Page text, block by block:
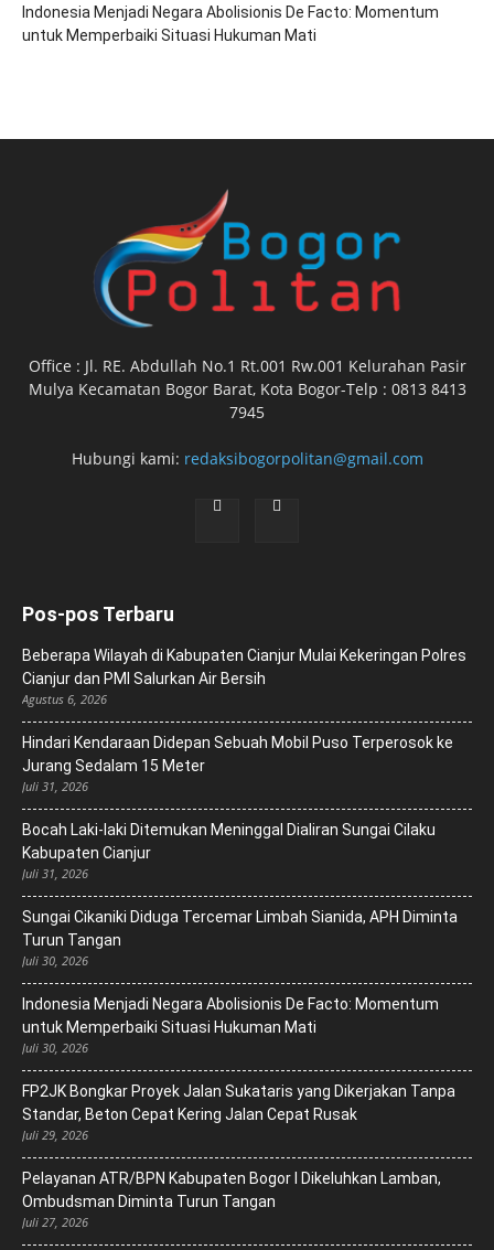
‎Indonesia Menjadi Negara Abolisionis De Facto: Momentum
untuk Memperbaiki Situasi Hukuman Mati
Office : Jl. RE. Abdullah No.1 Rt.001 Rw.001 Kelurahan Pasir
Mulya Kecamatan Bogor Barat, Kota Bogor-Telp : 0813 8413
7945
Hubungi kami: redaksibogorpolitan@gmail.com
Pos-pos Terbaru
Beberapa Wilayah di Kabupaten Cianjur Mulai Kekeringan Polres
Cianjur dan PMI Salurkan Air Bersih
Agustus 6, 2026
Hindari Kendaraan Didepan Sebuah Mobil Puso Terperosok ke
Jurang Sedalam 15 Meter
Juli 31, 2026
Bocah Laki-laki Ditemukan Meninggal Dialiran Sungai Cilaku
Kabupaten Cianjur
Juli 31, 2026
Sungai Cikaniki Diduga Tercemar Limbah Sianida, APH Diminta
Turun Tangan
Juli 30, 2026
‎Indonesia Menjadi Negara Abolisionis De Facto: Momentum
untuk Memperbaiki Situasi Hukuman Mati
Juli 30, 2026
FP2JK Bongkar Proyek Jalan Sukataris yang Dikerjakan Tanpa
Standar, Beton Cepat Kering Jalan Cepat Rusak
Juli 29, 2026
Pelayanan ATR/BPN Kabupaten Bogor I Dikeluhkan Lamban,
Ombudsman Diminta Turun Tangan
Juli 27, 2026